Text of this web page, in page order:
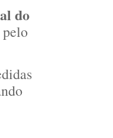
do
pelo